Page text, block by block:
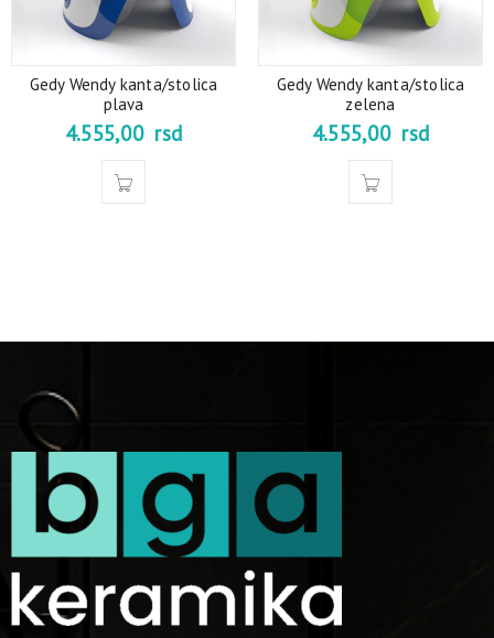
Gedy Wendy kanta/stolica
plava
4.555,00 rsd
Gedy Wendy kanta/stolica
zelena
4.555,00 rsd